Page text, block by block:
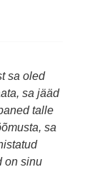
sa oled
sa jääd
talle
sa
on sinu